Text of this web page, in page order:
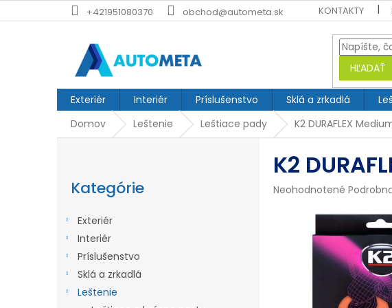
na
+421951080370 obchod@autometa.sk KONTAKTY
HĽADAŤ
Exteriér Interiér Príslušenstvo Sklá a zrkadlá
Domov
Leštenie Leštiace pady K2 DURAFLEX
ý
p
a
n
e
kategórie
Kategórie
Exteriér
Interiér
Príslušenstvo
Sklá a zrkadlá
Leštenie
K2
Priemerné
produktu
Neohodnotené